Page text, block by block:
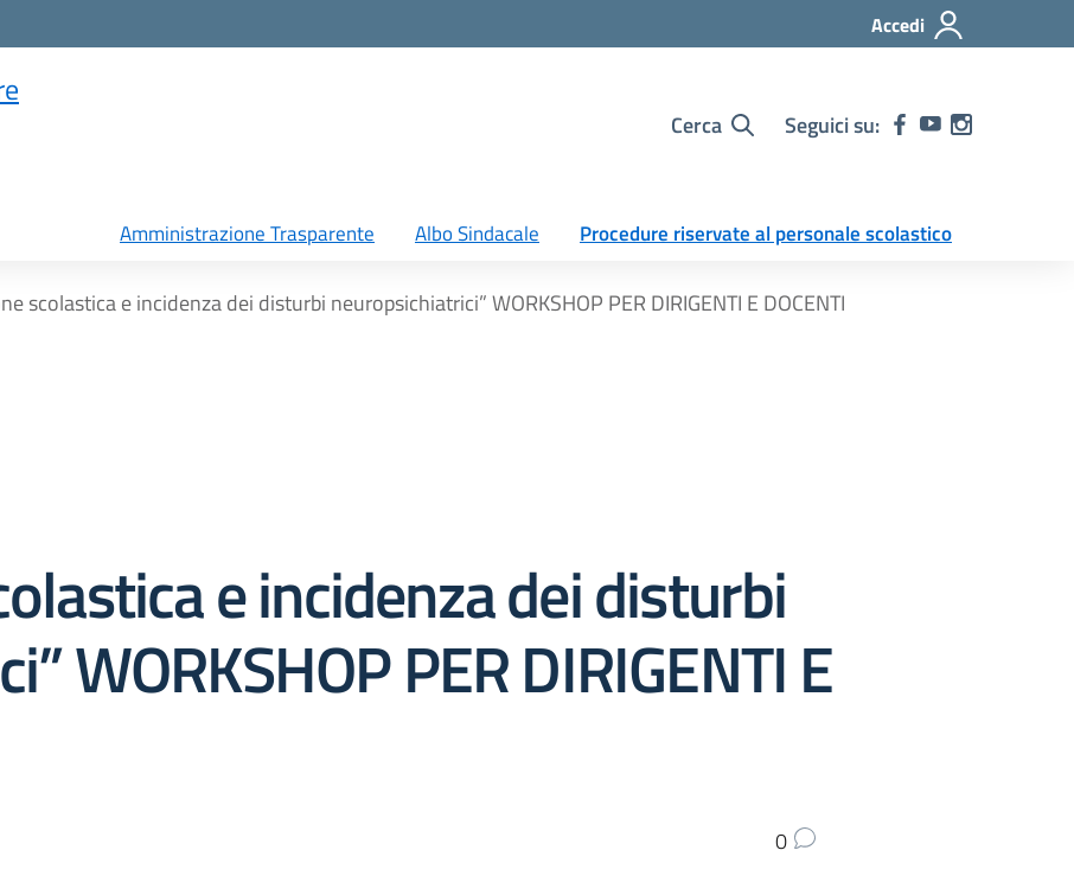
Accedi
Cerca Seguici su:
Amministrazione Trasparente Albo Sindacale Procedure riservate al personale scolastico
scolastica e incidenza dei disturbi neuropsichiatrici” WORKSHOP PER DIRIGENTI E DOCENTI
e incidenza dei disturbi
WORKSHOP PER DIRIGENTI E
0